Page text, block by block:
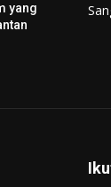
yang